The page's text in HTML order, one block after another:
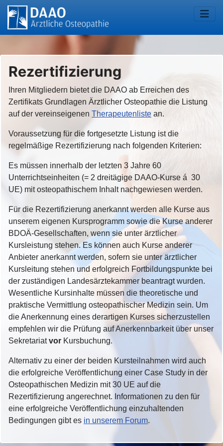
Rezertifizierung
Ihren Mitgliedern bietet die DAAO ab Erreichen des
Zertifikats Grundlagen Ärztlicher Osteopathie die Listung
auf der vereinseigenen Therapeutenliste an.
Voraussetzung für die fortgesetzte Listung ist die
regelmäßige Rezertifizierung nach folgenden Kriterien:
Es müssen innerhalb der letzten 3 Jahre 60
Unterrichtseinheiten (= 2 dreitägige DAAO-Kurse á 30
UE) mit osteopathischem Inhalt nachgewiesen werden.
Für die Rezertifizierung anerkannt werden alle Kurse aus
unserem eigenen Kursprogramm sowie die Kurse anderer
BDOÄ-Gesellschaften, wenn sie unter ärztlicher
Kursleistung stehen. Es können auch Kurse anderer
Anbieter anerkannt werden, sofern sie unter ärztlicher
Kursleitung stehen und erfolgreich Fortbildungspunkte bei
der zuständigen Landesärztekammer beantragt wurden.
Wesentliche Kursinhalte müssen die theoretische und
praktische Vermittlung osteopathischer Medizin sein. Um
die Anerkennung eines derartigen Kurses sicherzustellen
empfehlen wir die Prüfung auf Anerkennbarkeit über unser
Sekretariatvor Kursbuchung.
Alternativ zu einer der beiden Kursteilnahmen wird auch
die erfolgreiche Veröffentlichung einer Case Study in der
Osteopathischen Medizin mit 30 UE auf die
Rezertifizierung angerechnet. Informationen zu den für
eine erfolgreiche Veröffentlichung einzuhaltenden
Bedingungen gibt es in unserem Forum.